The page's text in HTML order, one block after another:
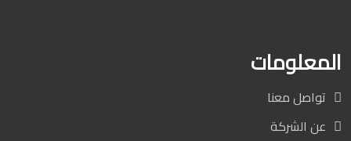
المعلومات
تواصل معنا
عن الشركة